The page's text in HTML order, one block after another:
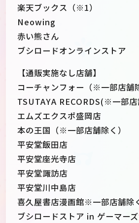
楽天ブックス（※1）
Neowing
赤い熊さん
ブシロードオンラインストア
【通販実施なし店舗】
コーチャンフォー（※一部店舗
TSUTAYA RECORDS(※一部
エムズエクスポ盛岡店
本の王国（※一部店舗除く）
平安堂飯田店
平安堂座光寺店
平安堂諏訪店
平安堂川中島店
喜久屋書店漫画館※一部店舗除
ブシロードストア in ゲーマー